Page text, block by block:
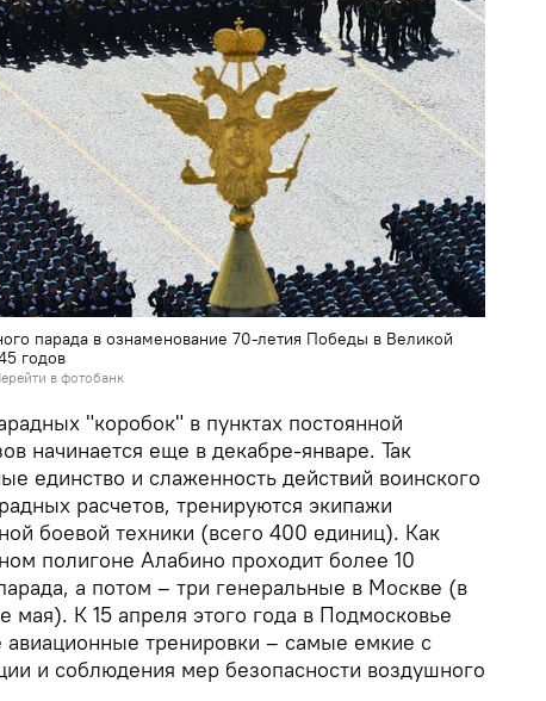
парада в ознаменование 70-летия Победы в Великой
годов
в фотобанк
"коробок" в пунктах постоянной
начинается еще в декабре-январе. Так
единство и слаженность действий воинского
расчетов, тренируются экипажи
боевой техники (всего 400 единиц). Как
полигоне Алабино проходит более 10
а потом – три генеральные в Москве (в
мая). К 15 апреля этого года в Подмосковье
авиационные тренировки – самые емкие с
и соблюдения мер безопасности воздушного